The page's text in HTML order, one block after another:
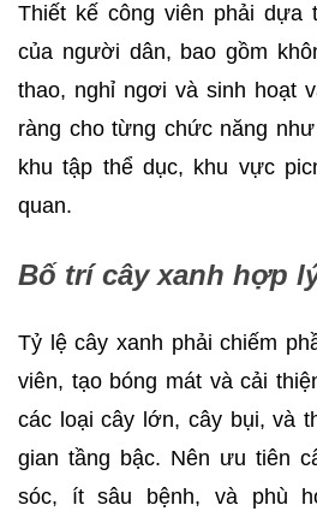
Thiết kế công viên phải dựa
của người dân, bao gồm
thao, nghỉ ngơi và sinh hoạt
ràng cho từng chức năng
khu tập thể dục, khu vực
quan.
Bố trí cây xanh hợp
Tỷ lệ cây xanh phải chiếm
viên, tạo bóng mát và cải
các loại cây lớn, cây bụi, và
gian tầng bậc. Nên ưu tiên
sóc, ít sâu bệnh, và phù